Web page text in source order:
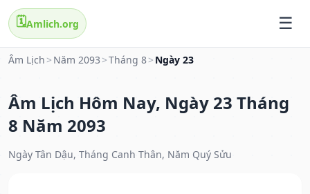
🗓️Amlich.org
Âm Lịch > Năm 2093 >Tháng 8> Ngày 23
Âm Lịch Hôm Nay, Ngày 23 Tháng
8 Năm 2093
Ngày Tân Dậu, Tháng Canh Thân, Năm Quý Sửu